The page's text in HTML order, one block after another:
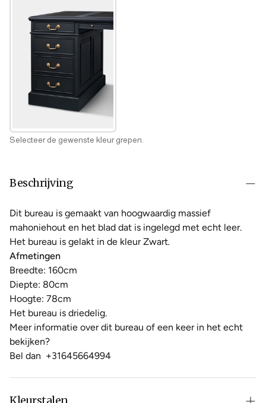
Selecteer de gewenste kleur grepen.
Beschrijving
Dit bureau is gemaakt van hoogwaardig massief
mahoniehout en het blad dat is ingelegd met echt leer.
Het bureau is gelakt in de kleur Zwart.
Afmetingen
Breedte: 160cm
Diepte: 80cm
Hoogte: 78cm
Het bureau is driedelig.
Meer informatie over dit bureau of een keer in het echt
bekijken?
Bel dan +31645664994